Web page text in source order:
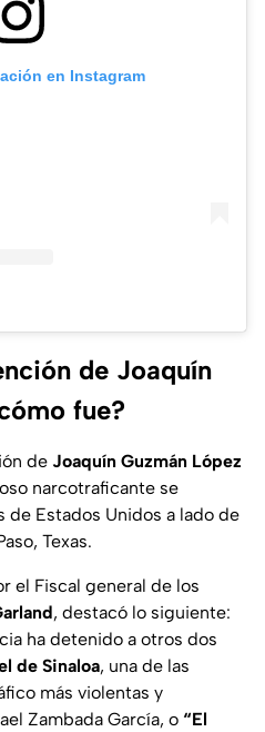
en Instagram
de Joaquín
fue?
de Joaquín Guzmán López
narcotraficante se
de Estados Unidos a lado de
Texas.
el Fiscal general de los
, destacó lo siguiente:
ha detenido a otros dos
de Sinaloa, una de las
más violentas y
Zambada García, o “El